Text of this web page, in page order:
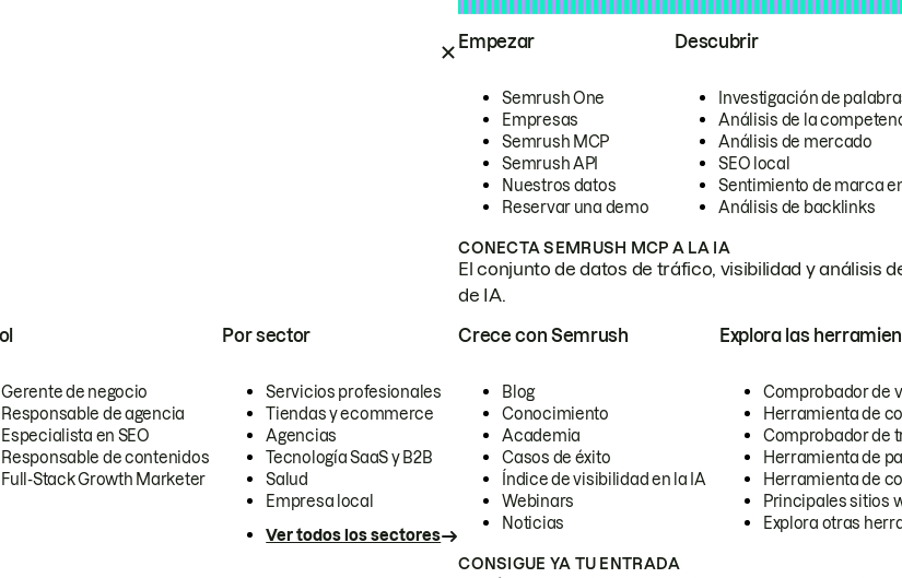
Empezar
Semrush One
Empresas
Semrush MCP
Semrush API
Nuestros datos
Reservar una demo
Descubrir
Investigación de
Análisis de la
Análisis de mercado
SEO local
Sentimiento de marca
Análisis de backlinks
CONECTA SEMRUSH MCP A LA IA
El conjunto de datos de tráfico, visibilidad y análisis
de IA.
Gerente de negocio
Responsable de agencia
Especialista en SEO
Responsable de contenidos
Full-Stack Growth Marketer
Por sector
Servicios profesionales
Tiendas y ecommerce
Agencias
Tecnología SaaS y B2B
Salud
Empresa local
Ver todos los sectores
Crece con Semrush
Blog
Conocimiento
Academia
Casos de éxito
Índice de visibilidad en la IA
Webinars
Noticias
Explora las
Comprobador de
Herramienta de
Comprobador de
Herramienta de
Herramienta de
Principales sitios
Explora otras
CONSIGUE YA TU ENTRADA